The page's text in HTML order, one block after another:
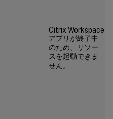
Citrix Workspace
アプリが終了中
のため、リソー
スを起動できま
せん。